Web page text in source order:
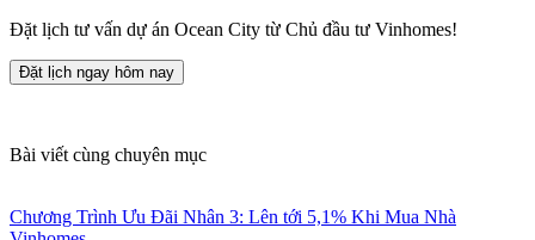
Đặt lịch tư vấn dự án Ocean City từ Chủ đầu tư Vinhomes!
Đặt lịch ngay hôm nay
Bài viết cùng chuyên mục
Chương Trình Ưu Đãi Nhân 3: Lên tới 5,1% Khi Mua Nhà